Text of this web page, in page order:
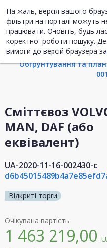
На жаль, версія вашого
фільтри на порталі можуть
працювати. Оновіть, будь
коректної роботи пошуку.
вимоги до версій браузера за
Обгрунтування та план
Сміттєвоз
MAN, DAF (або
еквівалент)
UA-2020-11-16-002430-c
Відкриті торги
Очікувана вартість
1 463 219,00